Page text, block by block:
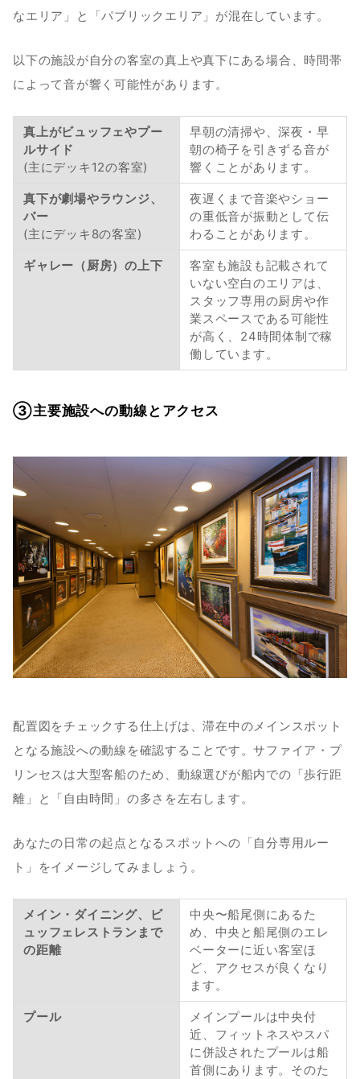
なエリア」と「パブリックエリア」が混在しています。
以下の施設が自分の客室の真上や真下にある場合、時間帯
によって音が響く可能性があります。
真上がビュッフェやプー
ルサイド
(主にデッキ12の客室)
早朝の清掃や、深夜・早
朝の椅子を引きずる音が
響くことがあります。
真下が劇場やラウンジ、
バー
(主にデッキ8の客室)
夜遅くまで音楽やショー
の重低音が振動として伝
わることがあります。
ギャレー（厨房）の上下
客室も施設も記載されて
いない空白のエリアは、
スタッフ専用の厨房や作
業スペースである可能性
が高く、24時間体制で稼
働しています。
③主要施設への動線とアクセス
配置図をチェックする仕上げは、滞在中のメインスポット
となる施設への動線を確認することです。サファイア・プ
リンセスは大型客船のため、動線選びが船内での「歩行距
離」と「自由時間」の多さを左右します。
あなたの日常の起点となるスポットへの「自分専用ルー
ト」をイメージしてみましょう。
メイン・ダイニング、ビ
ュッフェレストランまで
の距離
中央〜船尾側にあるた
め、中央と船尾側のエレ
ベーターに近い客室ほ
ど、アクセスが良くなり
ます。
プール
メインプールは中央付
近、フィットネスやスパ
に併設されたプールは船
首側にあります。そのた